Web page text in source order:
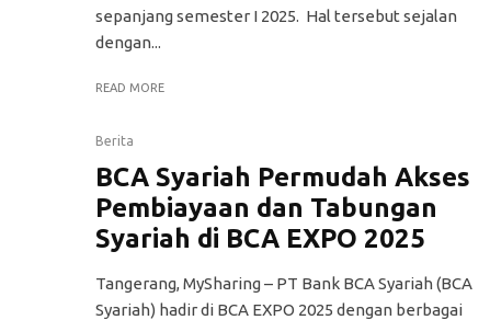
sepanjang semester I 2025. Hal tersebut sejalan
dengan...
READ MORE
Berita
BCA Syariah Permudah Akses
Pembiayaan dan Tabungan
Syariah di BCA EXPO 2025
Tangerang, MySharing – PT Bank BCA Syariah (BCA
Syariah) hadir di BCA EXPO 2025 dengan berbagai